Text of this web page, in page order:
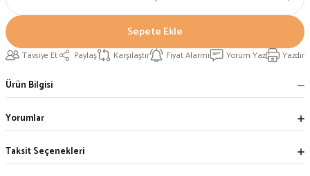
Sepete Ekle
Tavsiye Et Paylaş Karşılaştır Fiyat Alarmı Yorum Yaz Yazdır
Ürün Bilgisi
Yorumlar
Taksit Seçenekleri